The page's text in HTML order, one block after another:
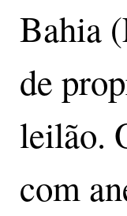
Bahia
de
leilão.
com